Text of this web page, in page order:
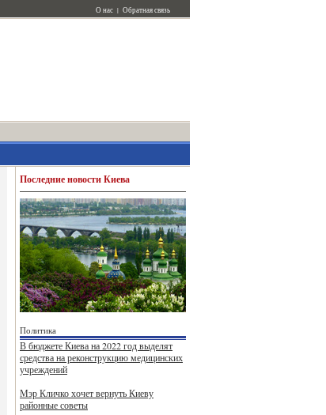
О нас | Обратная связь
Последние новости Киева
Политика
В бюджете Киева на 2022 год выделят
средства на реконструкцию медицинских
учреждений
Мэр Кличко хочет вернуть Киеву
районные советы